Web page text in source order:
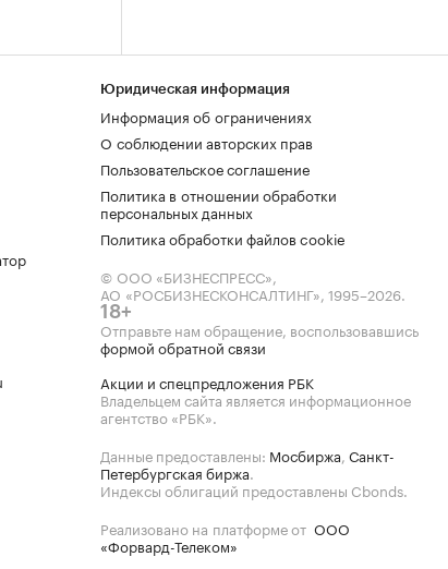
Юридическая информация
Информация об ограничениях
О соблюдении авторских прав
Пользовательское соглашение
Политика в отношении обработки
персональных данных
Политика обработки файлов cookie
© ООО «БИЗНЕСПРЕСС»,
АО «РОСБИЗНЕСКОНСАЛТИНГ», 1995–2026.
18+
Отправьте нам обращение, воспользовавшись
формой обратной связи
Акции и спецпредложения РБК
Владельцем сайта является информационное
агентство «РБК».
Данные предоставлены: Мосбиржа, Санкт-
Петербургская биржа.
Индексы облигаций предоставлены Cbonds.
Реализовано на платформе от ООО
«Форвард-Телеком»